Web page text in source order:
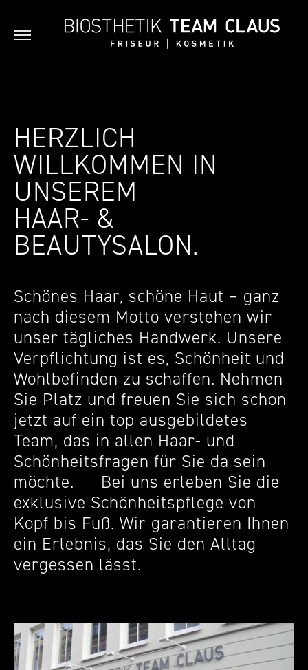
HERZLICH
WILLKOMMEN IN
UNSEREM
HAAR- &
BEAUTYSALON.
Schönes Haar, schöne Haut – ganz
nach diesem Motto verstehen wir
unser tägliches Handwerk. Unsere
Verpflichtung ist es, Schönheit und
Wohlbefinden zu schaffen. Nehmen
Sie Platz und freuen Sie sich schon
jetzt auf ein top ausgebildetes
Team, das in allen Haar- und
Schönheitsfragen für Sie da sein
möchte. Bei uns erleben Sie die
exklusive Schönheitspflege von
Kopf bis Fuß. Wir garantieren Ihnen
ein Erlebnis, das Sie den Alltag
vergessen lässt.